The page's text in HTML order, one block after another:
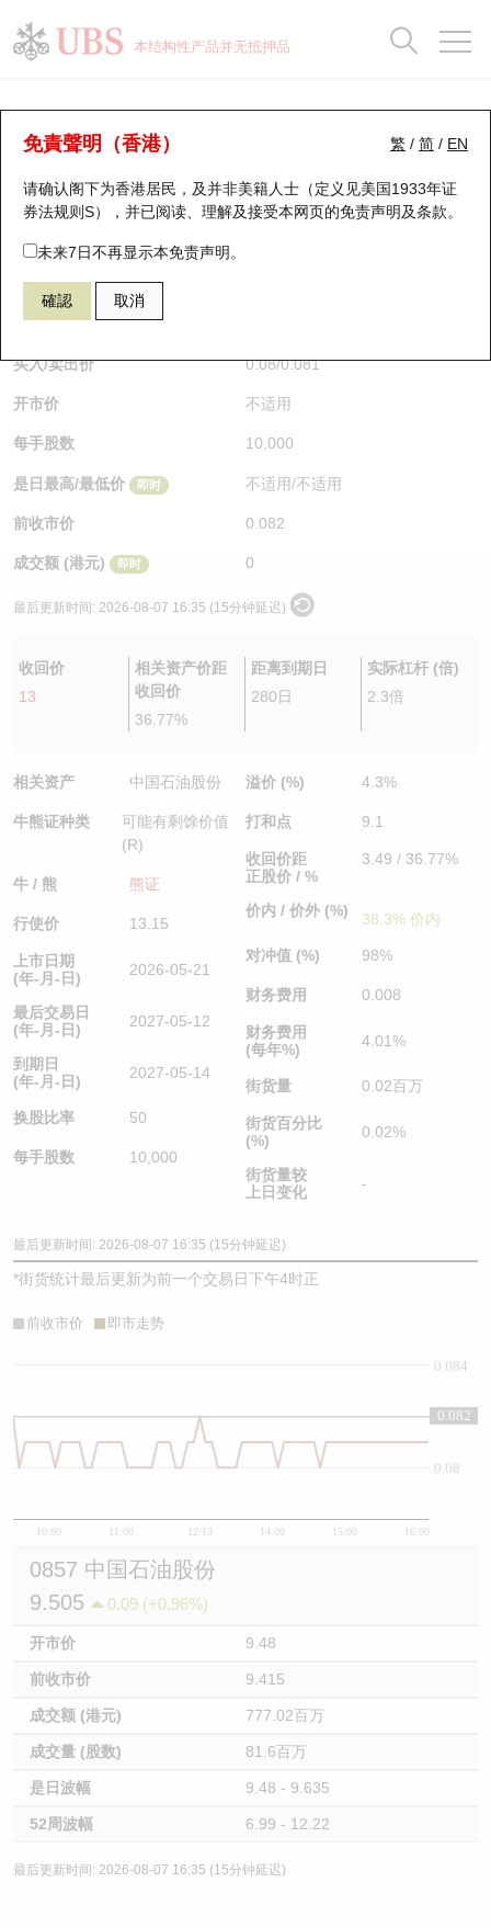
本结构性产品并无抵押品
繁 / 简 / EN
免責聲明（香港）
请确认阁下为香港居民，及并非美籍人士（定义见美国1933年证
券法规则S），并已阅读、理解及接受本网页的免责声明及条款。
未来7日不再显示本免责声明。
確認 取消
牛熊证分析仪
表现 街货统计 比较
60060 瑞银熊证 0857 中国石油股份
$0.081 0.001
买入/卖出价 0.08/0.081
开市价 不适用
每手股数 10,000
是日最高/最低价 即时 不适用/不适用
前收市价 0.082
成交额 (港元) 即时 0
最后更新时间: 2026-08-07 16:35 (15分钟延迟)
收回价
13
相关资产价距
收回价
36.77%
距离到期日
280日
实际杠杆 (倍)
2.3倍
相关资产 中国石油股份
牛熊证种类
可能有剩馀价值
(R)
牛 / 熊 熊证
行使价 13.15
上市日期
(年-月-日)
2026-05-21
最后交易日
(年-月-日)
2027-05-12
到期日
(年-月-日)
2027-05-14
换股比率 50
每手股数 10,000
溢价 (%) 4.3%
打和点 9.1
收回价距
正股价 / %
3.49 / 36.77%
价内 / 价外 (%) 38.3% 价内
对冲值 (%) 98%
财务费用 0.008
财务费用
(每年%)
4.01%
街货量 0.02百万
街货百分比
(%)
0.02%
街货量较
上日变化
-
最后更新时间: 2026-08-07 16:35 (15分钟延迟)
*街货统计最后更新为前一个交易日下午4时正
前收市价 即市走势
10:00 11:00 12/13 14:00 15:00 16:00
0.08
0.082
0.084
0.082
0857 中国石油股份
9.505
0.09 (+0.96%)
开市价 9.48
前收市价 9.415
成交额 (港元) 777.02百万
成交量 (股数) 81.6百万
是日波幅 9.48 - 9.635
52周波幅 6.99 - 12.22
最后更新时间: 2026-08-07 16:35 (15分钟延迟)
瑞银认股证一览
新发行瑞银认股证
即将到期认股证
认股证到期结算价查找
认股证分析仪
认股证速算机
认股证/牛熊证日志
认股证文件及公告
街货统计
比较
牛熊全景快搜
牛熊证搜寻
牛熊证街货分布图
正股牛熊证列表
新发行瑞银牛熊证
已收回牛熊证剩余价值
牛熊证到期结算价查找
牛熊证分析仪
牛熊证文件及公告
街货统计
比较
十大升幅/跌幅
十大认股证成交分布
十天股证占大市成交
资金流
街货统计
三十大平均引伸波幅
正股分析仪
二十大活跃股份
恒指成份股
国指成份股
科指成份股
相关资产沽空
中资ETFs溢价比较
AH 股价对照
持股比重
显示所有持股比重
每月轮证大市专题
轮证专栏
讲座及教育短片
认股证投资者教育
牛熊证投资者教育
认股证牛熊证常问问题